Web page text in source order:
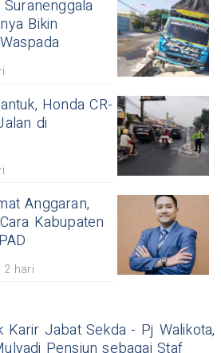
Bikin
Honda CR-
di
Anggaran,
Kabupaten
2 hari
Karir Jabat Sekda - Pj Walikota,